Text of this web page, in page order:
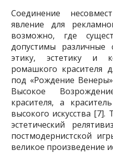
Соединение
явление для
возможно, где
допустимы различные
этику, эстетику и
ромашкого красителя
под «Рождение
Высокое
красителя, а
высокого искусства [7].
эстетиче­ский
постмодернистской
великое произведение